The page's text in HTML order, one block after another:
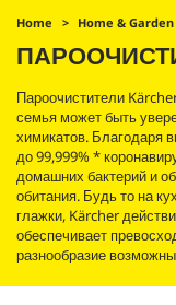
Home Home & Garden
Пароочистители
семья может быть
химикатов. Благодаря
до 99,999% *
домашних бактерий и
обитания. Будь то на
глажки, Kärcher
обеспечивает
разнообразие